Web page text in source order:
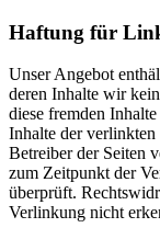
Haftung für
Unser Angebot
deren Inhalte wir
diese fremden
Inhalte der verlinkten
Betreiber der Seiten
zum Zeitpunkt der
überprüft.
Verlinkung nicht